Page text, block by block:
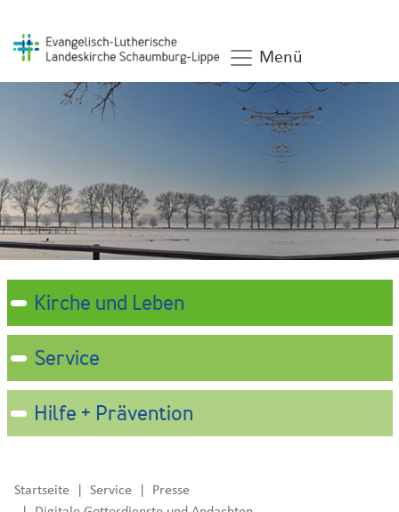
Menü
Kirche und Leben
Service
Hilfe + Prävention
Startseite Service
Presse